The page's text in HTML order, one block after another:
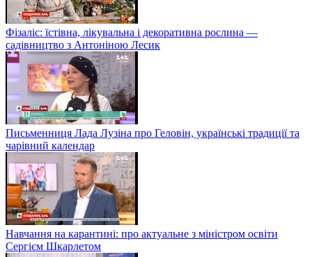
Фізаліс: їстівна, лікувальна і декоративна рослина —
садівництво з Антоніною Лесик
Письменниця Лада Лузіна про Геловін, українські традиції та
чарівний календар
Навчання на карантині: про актуальне з міністром освіти
Сергієм Шкарлетом